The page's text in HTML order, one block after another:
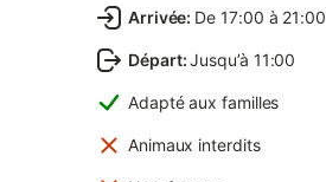
Arrivée: De 17:00 à 21:00
Départ:Jusqu’à 11:00
Adapté aux familles
Animaux interdits